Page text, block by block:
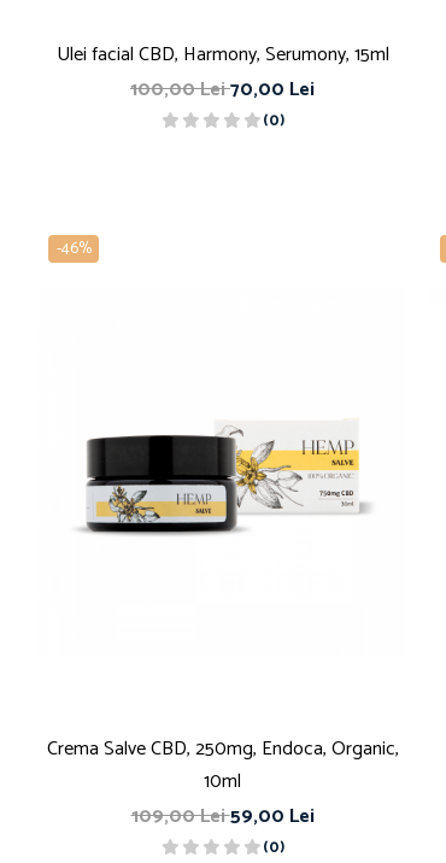
Ulei facial CBD, Harmony, Serumony, 15ml
100,00 Lei70,00 Lei
(0)
-46%
Crema Salve CBD, 250mg, Endoca, Organic,
10ml
109,00 Lei59,00 Lei
(0)